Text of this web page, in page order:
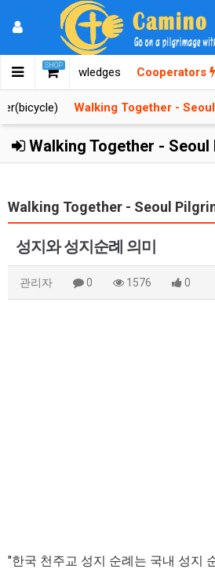
SHOP
Knowledges Cooperators
Walking Together -
Walking Together - Seoul
Walking Together - Seoul
성지와 성지순례 의미
관리자 0 1576 0
"한국 천주교 성지 순례는 국내 성지